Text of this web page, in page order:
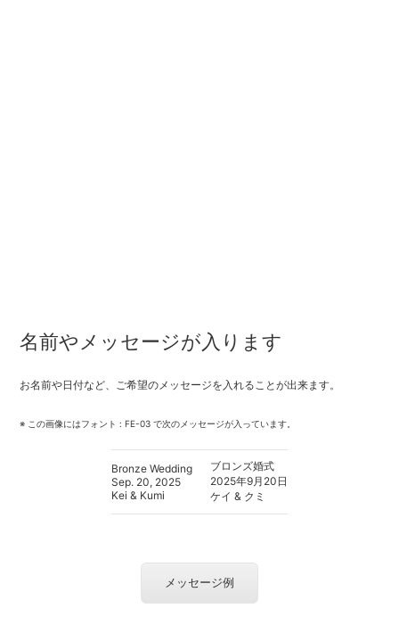
名前やメッセージが入ります
お名前や日付など、ご希望のメッセージを入れることが出来ます。
※ この画像にはフォント : FE-03 で次のメッセージが入っています。
Bronze Wedding
Sep. 20, 2025
Kei & Kumi
ブロンズ婚式
2025年9月20日
ケイ & クミ
メッセージ例